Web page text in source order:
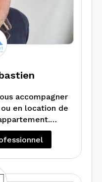
accompagner
en location de
sont pas que
et surtout
de votre bien,
sur les